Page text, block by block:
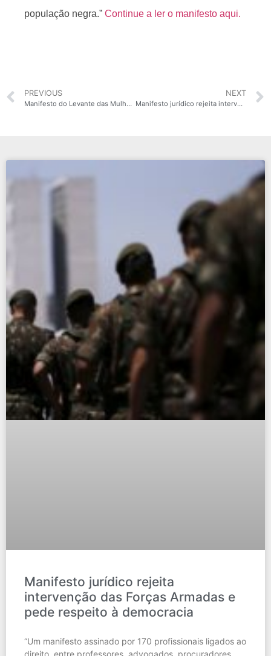
população negra.” Continue a ler o manifesto aqui.
PREVIOUS
Manifesto do Levante das Mulheres Brasileiras
NEXT
Manifesto jurídico rejeita intervenção das Forças Armadas e pede respeito à democracia
Manifesto jurídico rejeita
intervenção das Forças Armadas e
pede respeito à democracia
“Um manifesto assinado por 170 profissionais ligados ao